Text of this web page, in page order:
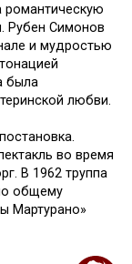
романтическую
Рубен Симонов
и мудростью
была
любви.
во время
В 1962 труппа
общему
Мартурано»